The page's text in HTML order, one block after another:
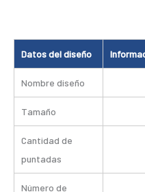
Datos del diseño
Nombre diseño
Tamaño
Cantidad de
puntadas
Número de